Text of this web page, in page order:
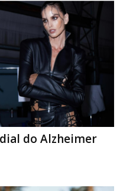
do Alzheimer